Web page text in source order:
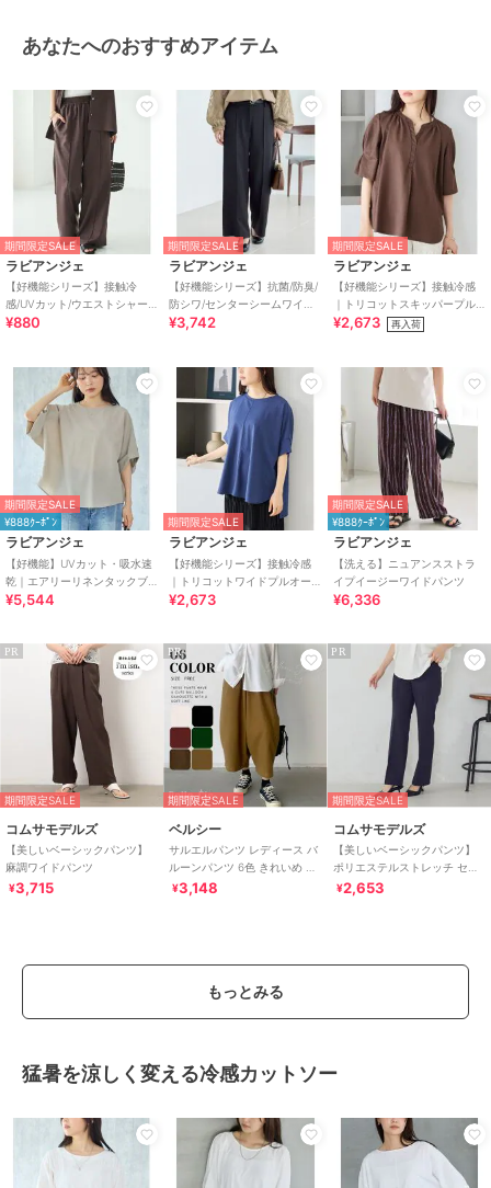
リボン/ 洗える /
ルーズストレート
その他パンツ
/ カットソー素材
レ
ーヨン素材
無地/ドット柄
リボン
洗える /
ルーズストレート
ストレートパ
ンツ/ミッドライズ/ハイライ
ズ
原産国 中国
あなたへのおすすめアイテム
期間限定SALE
ラビアンジェ
【好機能シリーズ】接触冷
感/UVカット/ウエストシャー
リングワイドパンツ
¥880
期間限定SALE
ラビアンジェ
【好機能シリーズ】抗菌/防臭/
防シワ/センターシームワイド
パンツ｜美脚×高機能/セット
¥3,742
期間限定SALE
ラビアンジェ
【好機能シリーズ】接触冷感
｜トリコットスキッパープル
オーバー｜オフィスカジュア
¥2,673 再入荷
期間限定SALE
¥888ｸｰﾎﾟﾝ
ラビアンジェ
【好機能】UVカット・吸水速
乾｜エアリーリネンタックブ
ラウス｜セットアップ対
¥5,544
期間限定SALE
ラビアンジェ
【好機能シリーズ】接触冷感
｜トリコットワイドプルオー
バー｜盛夏も涼しく上品に/洗
¥2,673
期間限定SALE
¥888ｸｰﾎﾟﾝ
ラビアンジェ
【洗える】ニュアンスストラ
イプイージーワイドパンツ
¥6,336
PR
期間限定SALE
コムサモデルズ
【美しいベーシックパンツ】
麻調ワイドパンツ
¥3,715
PR
期間限定SALE
ベルシー
サルエルパンツ レディース バ
ルーンパンツ 6色 きれいめ 大
人モード
¥3,148
PR
期間限定SALE
コムサモデルズ
【美しいベーシックパンツ】
ポリエステルストレッチ セミ
フレアパンツ
¥2,653
もっとみる
猛暑を涼しく変える冷感カットソー